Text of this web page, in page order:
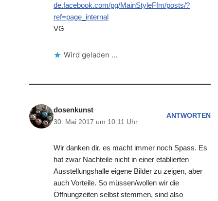
de.facebook.com/pg/MainStyleFfm/posts/?
ref=page_internal
VG
Wird geladen …
dosenkunst
30. Mai 2017 um 10:11 Uhr
ANTWORTEN
Wir danken dir, es macht immer noch Spass. Es
hat zwar Nachteile nicht in einer etablierten
Ausstellungshalle eigene Bilder zu zeigen, aber
auch Vorteile. So müssen/wollen wir die
Öffnungzeiten selbst stemmen, sind also